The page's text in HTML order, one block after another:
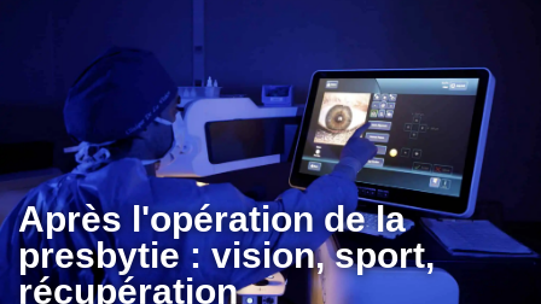
Après l'opération de la
presbytie : vision, sport,
récupération